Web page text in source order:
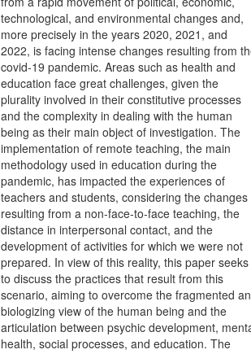
technological, and environmental changes and,
more precisely in the years 2020, 2021, and
2022, is facing intense changes resulting from
covid-19 pandemic. Areas such as health and
education face great challenges, given the
plurality involved in their constitutive processes
and the complexity in dealing with the human
being as their main object of investigation. The
implementation of remote teaching, the main
methodology used in education during the
pandemic, has impacted the experiences of
teachers and students, considering the changes
resulting from a non-face-to-face teaching, the
distance in interpersonal contact, and the
development of activities for which we were not
prepared. In view of this reality, this paper seeks
to discuss the practices that result from this
scenario, aiming to overcome the fragmented
biologizing view of the human being and the
articulation between psychic development,
health, social processes, and education. The